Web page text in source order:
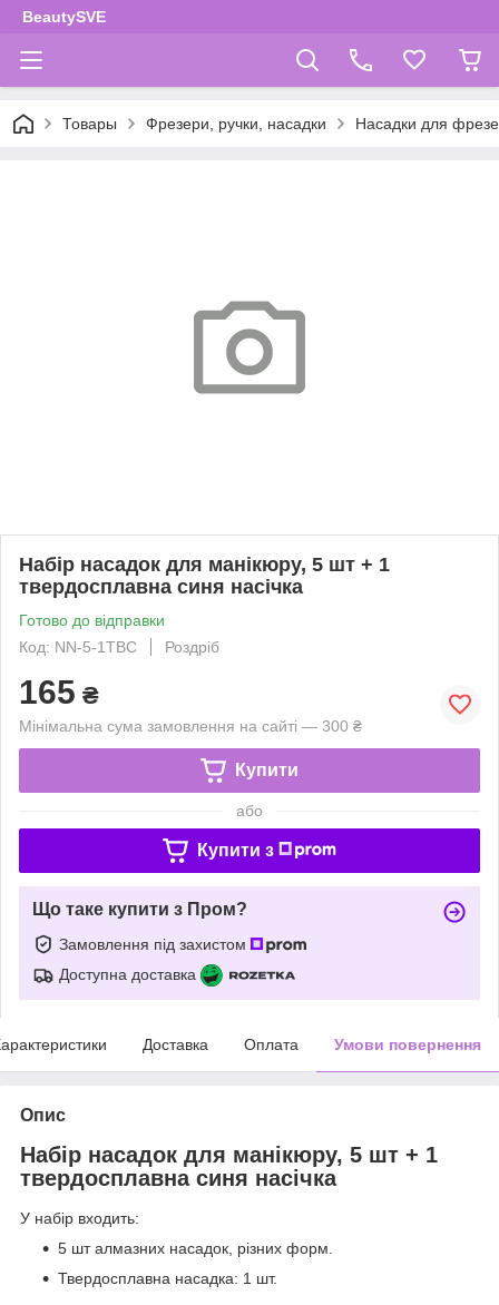
BeautySVE
Товары Фрезери, ручки, насадки Насадки для
Набір насадок для манікюру, 5 шт + 1
твердосплавна синя насічка
Готово до відправки
Код: NN-5-1TBC
Роздріб
165 ₴
Мінімальна сума замовлення на сайті — 300 ₴
Купити
або
Купити з
Що таке купити з Пром?
Замовлення під захистом
Доступна доставка
Доставка Оплата Умови повернення
Опис
Набір насадок для манікюру, 5 шт + 1
твердосплавна синя насічка
У набір входить:
5 шт алмазних насадок, різних форм.
Твердосплавна насадка: 1 шт.